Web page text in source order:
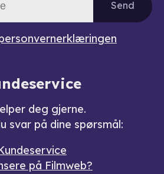
Send
deg gjerne.
svar på dine spørsmål:
på Filmweb?